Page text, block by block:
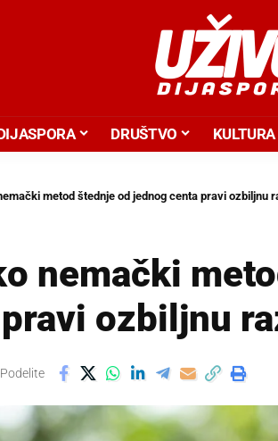
DRUŠTVO KULTURA
metod štednje od jednog centa pravi ozbiljnu
nemački
ozbiljnu
Podelite